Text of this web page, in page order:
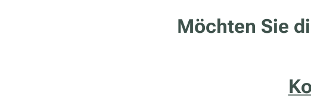
Möchten Sie